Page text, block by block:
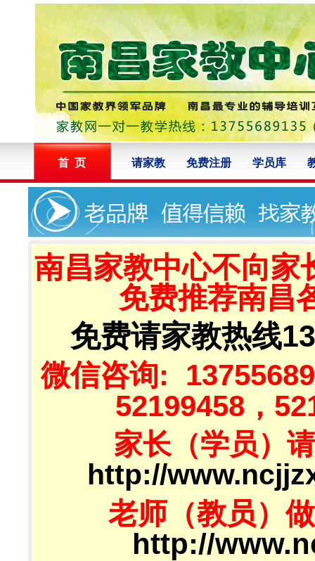
首 页 请家教 免费注册 学员库
南昌家教中心不向家
免费推荐南昌
免费请家教热线
微信咨询:
52199458，
家长（学员）
http://
老师（教员）
http://